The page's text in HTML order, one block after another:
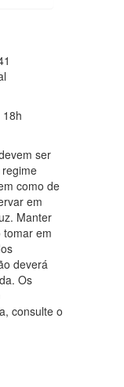
18h
ser
como de
em
Manter
tomar em
deverá
Os
consulte o